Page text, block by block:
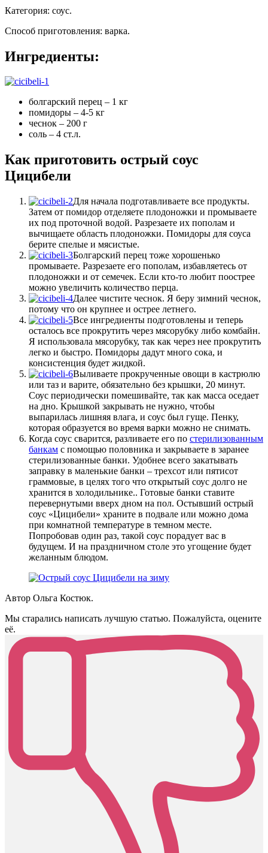
Категория: соус.
Способ приготовления: варка.
Ингредиенты:
болгарский перец – 1 кг
помидоры – 4-5 кг
чеснок – 200 г
соль – 4 ст.л.
Как приготовить острый соус
Цицибели
Для начала подготавливаете все продукты.
Затем от помидор отделяете плодоножки и промываете
их под проточной водой. Разрезаете их пополам и
вычищаете область плодоножки. Помидоры для соуса
берите спелые и мясистые.
Болгарский перец тоже хорошенько
промываете. Разрезаете его пополам, избавляетесь от
плодоножки и от семечек. Если кто-то любит поострее
можно увеличить количество перца.
Далее чистите чеснок. Я беру зимний чеснок,
потому что он крупнее и острее летнего.
Все ингредиенты подготовлены и теперь
осталось все прокрутить через мясорубку либо комбайн.
Я использовала мясорубку, так как через нее прокрутить
легко и быстро. Помидоры дадут много сока, и
консистенция будет жидкой.
Выливаете прокрученные овощи в кастрюлю
или таз и варите, обязательно без крышки, 20 минут.
Соус периодически помешивайте, так как масса оседает
на дно. Крышкой закрывать не нужно, чтобы
выпарилась лишняя влага, и соус был гуще. Пенку,
которая образуется во время варки можно не снимать.
Когда соус сварится, разливаете его по стерилизованным
банкам с помощью половника и закрываете в заранее
стерилизованные банки. Удобнее всего закатывать
заправку в маленькие банки – трехсот или пятисот
граммовые, в целях того что открытый соус долго не
хранится в холодильнике.. Готовые банки ставите
перевернутыми вверх дном на пол. Остывший острый
соус «Цицибели» храните в подвале или можно дома
при комнатной температуре в темном месте.
Попробовав один раз, такой соус порадует вас в
будущем. И на праздничном столе это угощение будет
желанным блюдом.
Автор Ольга Костюк.
Мы старались написать лучшую статью. Пожалуйста, оцените
её.